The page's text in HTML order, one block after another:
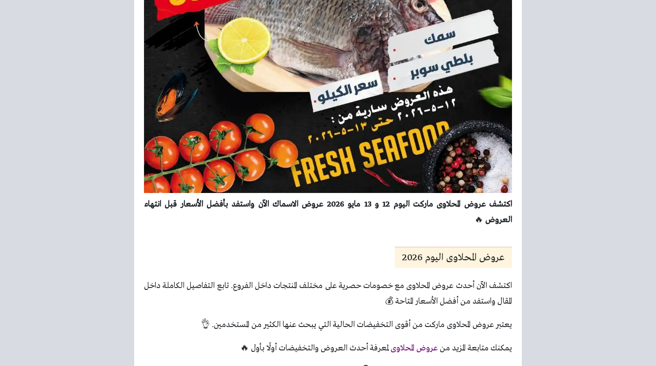
اكتشف عروض المحلاوى ماركت اليوم 12 و 13 مايو 2026 عروض الاسماك الآن واستفد بأفضل الأسعار قبل انتهاء
العروض 🔥
عروض المحلاوى اليوم 2026
اكتشف الآن أحدث عروض المحلاوى مع خصومات حصرية على مختلف المنتجات داخل الفروع. تابع التفاصيل الكاملة داخل
المقال واستفد من أفضل الأسعار المتاحة 💰
يعتبر عروض المحلاوى ماركت من أقوى التخفيضات الحالية التي يبحث عنها الكثير من المستخدمين. 👌
يمكنك متابعة المزيد منعروض المحلاوىلمعرفة أحدث العروض والتخفيضات أولًا بأول 🔥